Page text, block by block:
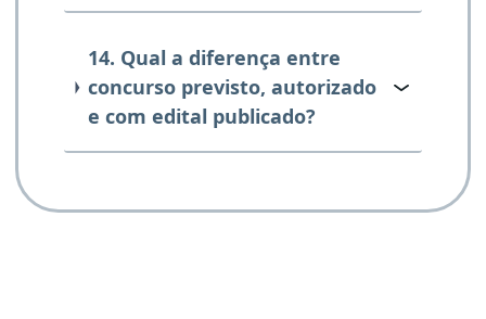
14. Qual a diferença entre
concurso previsto, autorizado
e com edital publicado?